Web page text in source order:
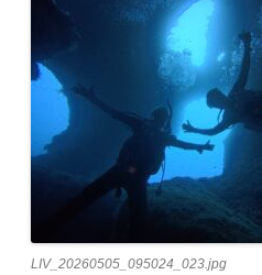
LIV_20260505_095024_023.jpg